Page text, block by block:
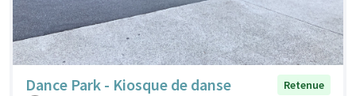
Dance Park - Kiosque de danse
Retenue